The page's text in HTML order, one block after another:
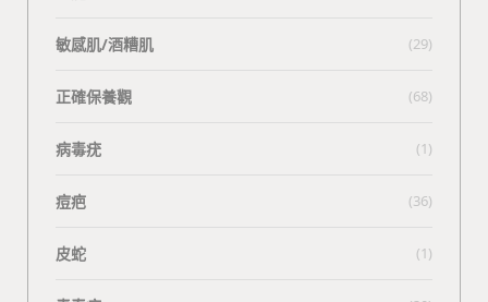
敏感肌/酒糟肌 (29)
正確保養觀 (68)
病毒疣 (1)
痘疤 (36)
皮蛇 (1)